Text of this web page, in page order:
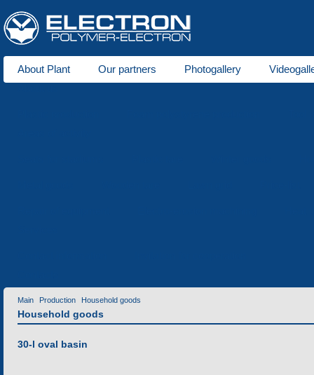
About Plant Our partners Photogallery
Main Production Household goods
Household goods
30-l oval basin